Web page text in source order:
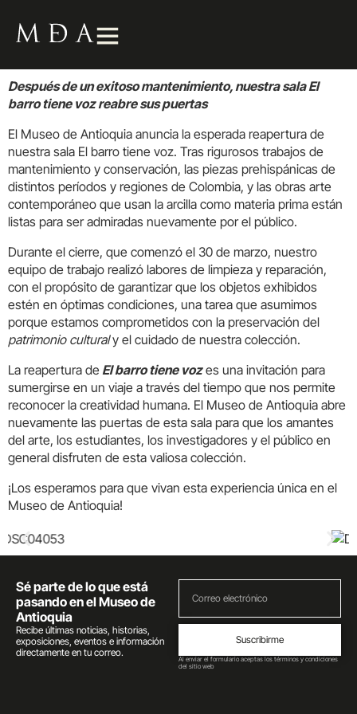
Después de un exitoso mantenimiento, nuestra sala El
barro tiene voz reabre sus puertas
El Museo de Antioquia anuncia la esperada reapertura de
nuestra sala El barro tiene voz. Tras rigurosos trabajos de
mantenimiento y conservación, las piezas prehispánicas de
distintos períodos y regiones de Colombia, y las obras arte
contemporáneo que usan la arcilla como materia prima están
listas para ser admiradas nuevamente por el público.
Durante el cierre, que comenzó el 30 de marzo, nuestro
equipo de trabajo realizó labores de limpieza y reparación,
con el propósito de garantizar que los objetos exhibidos
estén en óptimas condiciones, una tarea que asumimos
porque estamos comprometidos con la preservación del
patrimonio culturaly el cuidado de nuestra colección.
La reapertura deEl barro tiene vozes una invitación para
sumergirse en un viaje a través del tiempo que nos permite
reconocer la creatividad humana. El Museo de Antioquia abre
nuevamente las puertas de esta sala para que los amantes
del arte, los estudiantes, los investigadores y el público en
general disfruten de esta valiosa colección.
¡Los esperamos para que vivan esta experiencia única en el
Museo de Antioquia!
Sé parte de lo que está
pasando en el Museo de
Antioquia
Recibe últimas noticias, historias,
exposiciones, eventos e información
directamente en tu correo.
Suscribirme
Al enviar el formulario aceptas los términos y condiciones
del sitio web